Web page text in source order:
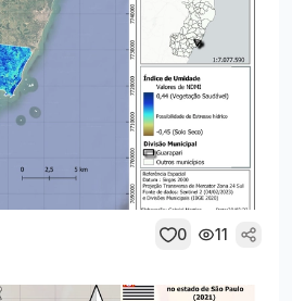
0 11